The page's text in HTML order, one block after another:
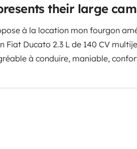
their large
à la location mon fourgon
Fiat Ducato 2.3 L de 140 CV
à conduire, maniable,
et a tout le confort à bord:
confortables, et tous les